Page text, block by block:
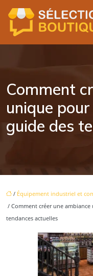
Comment
unique
guide des
/ Équipement industriel et
/ Comment créer une
tendances actuelles